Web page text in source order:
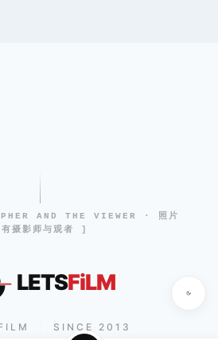
AND THE VIEWER · 照片
有摄影师与观者 ]
LETSFiLM
SINCE 2013